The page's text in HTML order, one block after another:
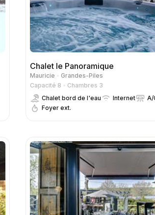
Chalet le Panoramique
Mauricie
Grandes-Piles
Capacité 8
Chambres 3
Chalet bord de l'eau
Internet A/
Foyer ext.